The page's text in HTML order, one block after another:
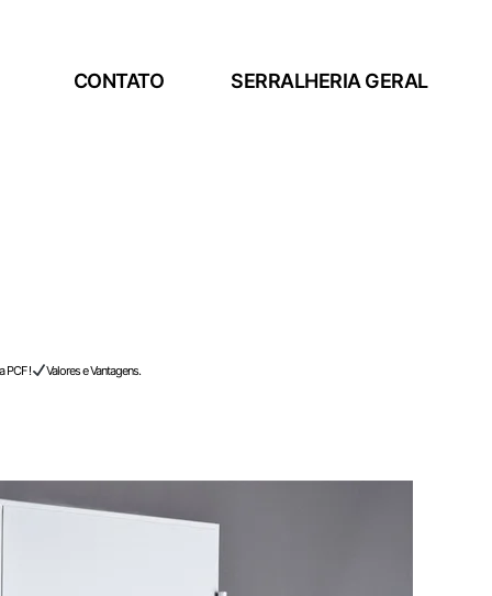
CONTATO SERRALHERIA GERAL
PCF ! Valores e Vantagens.